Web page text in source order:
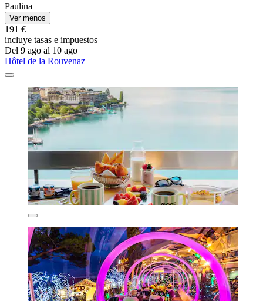
Paulina
Ver menos
191 €
incluye tasas e impuestos
Del 9 ago al 10 ago
Hôtel de la Rouvenaz